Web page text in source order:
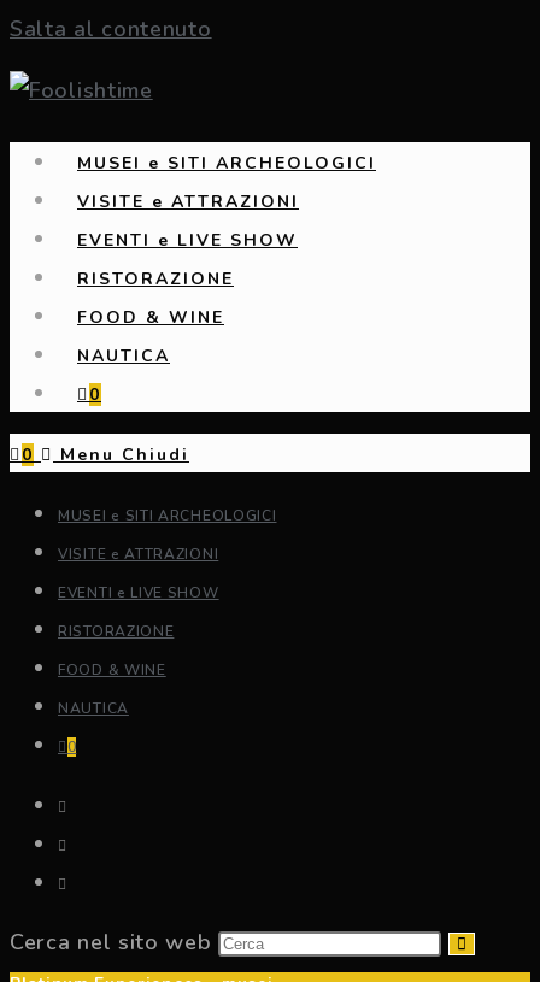
Salta al contenuto
MUSEI e SITI ARCHEOLOGICI
VISITE e ATTRAZIONI
EVENTI e LIVE SHOW
RISTORAZIONE
FOOD & WINE
NAUTICA
0
0 Menu Chiudi
MUSEI e SITI ARCHEOLOGICI
VISITE e ATTRAZIONI
EVENTI e LIVE SHOW
RISTORAZIONE
FOOD & WINE
NAUTICA
0
Cerca nel sito web